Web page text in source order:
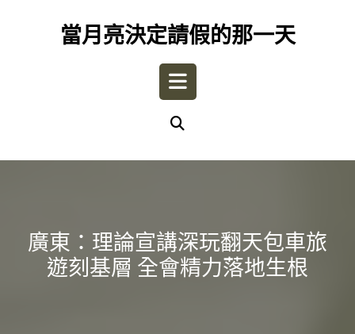
當月亮決定請假的那一天
Open
廣東：理論宣講深玩翻天包車旅
遊刻基層 全會精力落地生根